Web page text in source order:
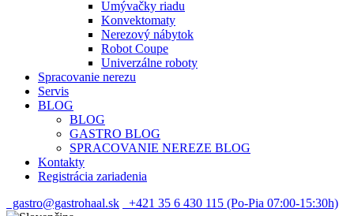
Umývačky riadu
Konvektomaty
Nerezový nábytok
Robot Coupe
Univerzálne roboty
Spracovanie nerezu
Servis
BLOG
BLOG
GASTRO BLOG
SPRACOVANIE NEREZE BLOG
Kontakty
Registrácia zariadenia
gastro@gastrohaal.sk
+421 35 6 430 115 (Po-Pia 07:00-15:30h)